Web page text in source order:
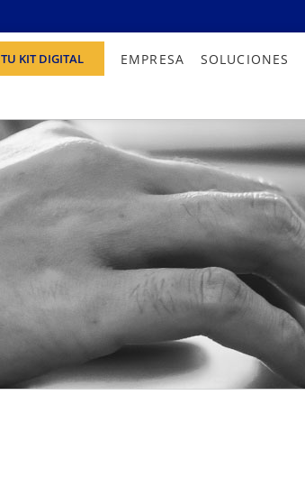
KIT DIGITAL EMPRESA SOLUCIONES